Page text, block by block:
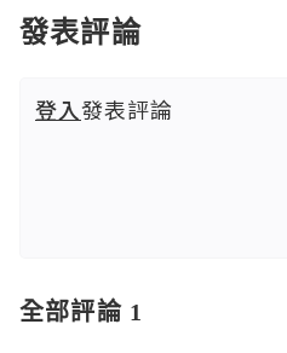
發表評論
登入發表評論
全部評論 1